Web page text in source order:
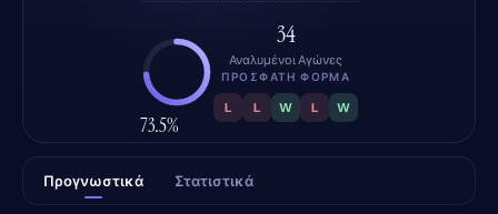
73.5%
34
Αναλυμένοι Αγώνες
ΠΡΌΣΦΑΤΗ ΦΌΡΜΑ
L L W L W
Προγνωστικά Στατιστικά